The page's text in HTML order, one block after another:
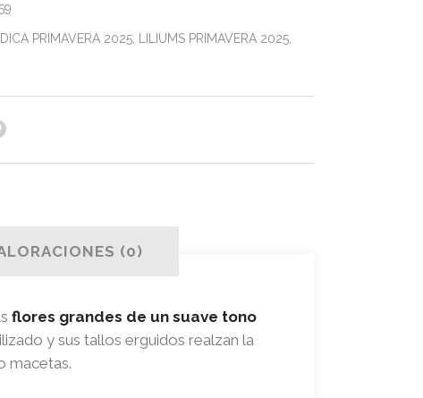
PRIMAVERA 2025 LILIUMS PRIMAVERA 2025
(0)
flores grandes de un suave tono
y sus tallos erguidos realzan la
macetas.